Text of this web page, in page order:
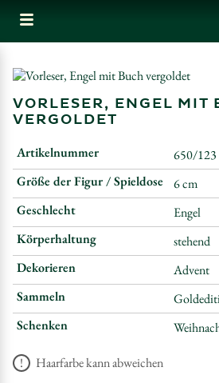
VORLESER, ENGEL MIT
VERGOLDET
Artikelnummer
650/123
Größe der Figur / Spieldose
6 cm
Geschlecht
Engel
Körperhaltung
stehend
Dekorieren
Advent
Sammeln
Schenken
Haarfarbe kann abweichen